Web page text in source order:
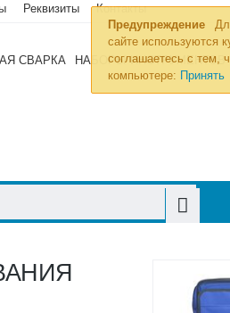
Предупреждение
сайте используются
соглашаетесь с тем,
компьютере: Принять
Реквизиты Контакты
СВАРКА НАБОРЫ ИНСТРУМЕНТОВ